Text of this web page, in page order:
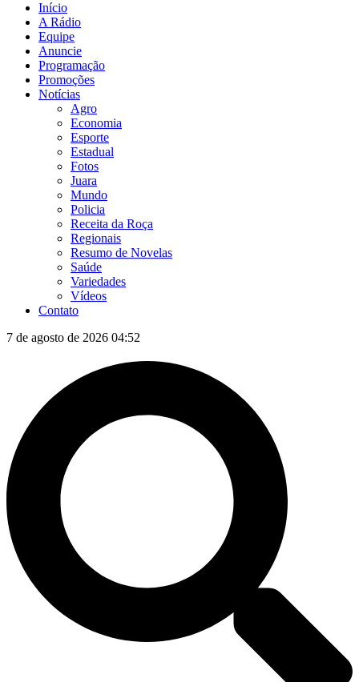
Início
A Rádio
Equipe
Anuncie
Programação
Promoções
Notícias
Agro
Economia
Esporte
Estadual
Fotos
Juara
Mundo
Policia
Receita da Roça
Regionais
Resumo de Novelas
Saúde
Variedades
Vídeos
Contato
7 de agosto de 2026 04:52